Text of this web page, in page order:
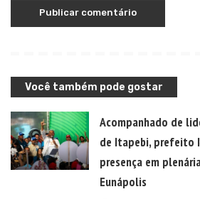
Você também pode gostar
Acompanhado de
de Itapebi, prefeito
presença em
Eunápolis